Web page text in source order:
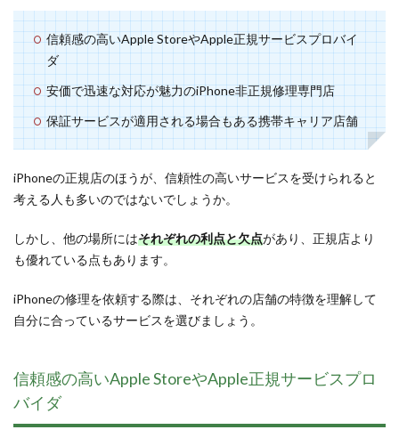
信頼感の高いApple StoreやApple正規サービスプロバイ
ダ
安価で迅速な対応が魅力のiPhone非正規修理専門店
保証サービスが適用される場合もある携帯キャリア店舗
iPhoneの正規店のほうが、信頼性の高いサービスを受けられると
考える人も多いのではないでしょうか。
しかし、他の場所にはそれぞれの利点と欠点があり、正規店より
も優れている点もあります。
iPhoneの修理を依頼する際は、それぞれの店舗の特徴を理解して
自分に合っているサービスを選びましょう。
信頼感の高いApple StoreやApple正規サービスプロ
バイダ